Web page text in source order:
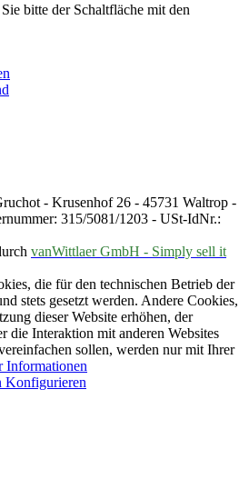
bitte der Schaltfläche mit den
- Krusenhof 26 - 45731 Waltrop -
315/5081/1203 - USt-IdNr.:
vanWittlaer GmbH - Simply sell it
die für den technischen Betrieb der
stets gesetzt werden. Andere Cookies,
dieser Website erhöhen, der
die Interaktion mit anderen Websites
sollen, werden nur mit Ihrer
Informationen
Konfigurieren